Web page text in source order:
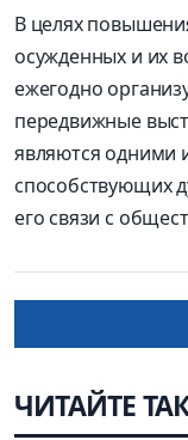
В целях
осужденных и их
ежегодно
передвижные
являются одними
способствующих
его связи с
ЧИТАЙТЕ